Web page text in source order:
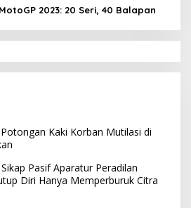
2023: 20 Seri, 40 Balapan
Kaki Korban Mutilasi di
Pasif Aparatur Peradilan
Diri Hanya Memperburuk Citra